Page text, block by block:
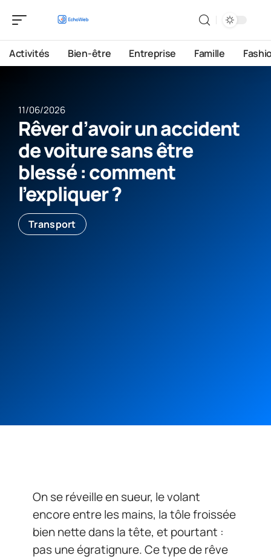
Activités Bien-être Entreprise Famille
11/06/2026
Rêver d’avoir un accident
de voiture sans être
blessé : comment
l’expliquer ?
Transport
On se réveille en sueur, le volant
encore entre les mains, la tôle froissée
bien nette dans la tête, et pourtant :
pas une égratignure. Ce type de rêve